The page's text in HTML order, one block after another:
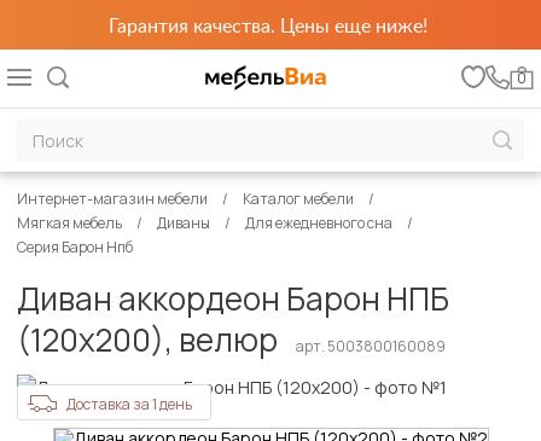
Гарантия качества. Цены еще ниже!
0
Интернет-магазин мебели
Каталог мебели
Мягкая мебель
Диваны
Для ежедневного сна
Серия Барон Нпб
Диван аккордеон Барон НПБ
(120х200), велюр
арт. 5003800160089
Доставка за 1 день